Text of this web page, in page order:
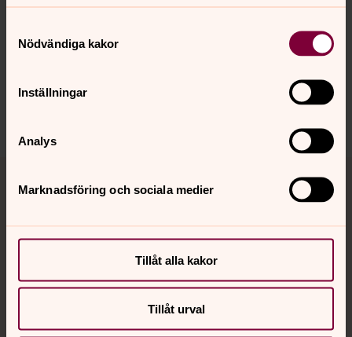
Nödvändiga kakor
Inställningar
Analys
Marknadsföring och sociala medier
Tillåt alla kakor
Tillåt urval
Synpunkter eller frågor på sidans
nora.tarnsjo.forsamling@svenskakyrkan.se
Kontakt